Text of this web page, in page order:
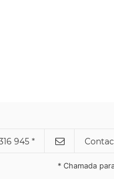
945 *
* Chamada